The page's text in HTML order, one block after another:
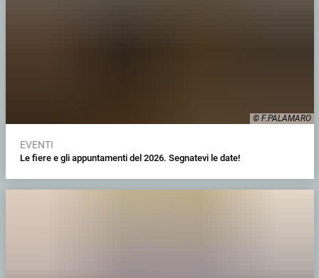
© F.PALAMARO
EVENTI
Le fiere e gli appuntamenti del 2026. Segnatevi le date!